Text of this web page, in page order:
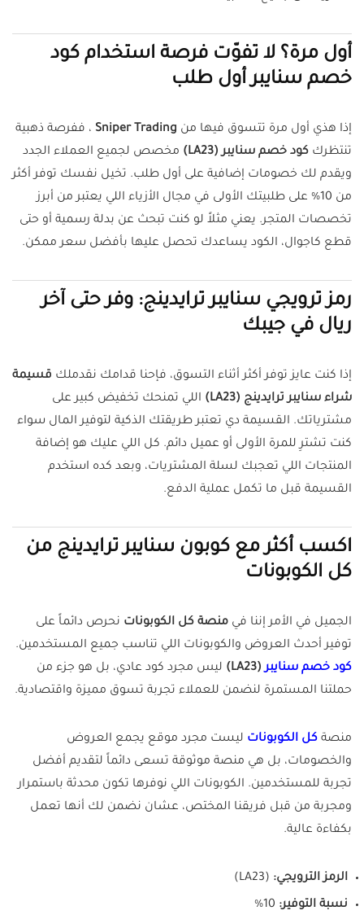
أول مرة؟ لا تفوّت فرصة استخدام كود
خصم سنايبر أول طلب
إذا هذي أول مرة تتسوق فيها من Sniper Trading ، ففرصة ذهبية
تنتظرك كود خصم سنايبر (LA23)
مخصص لجميع العملاء الجدد
ويقدم لك خصومات إضافية على أول طلب. تخيل نفسك توفر أكثر
من 10% على طلبيتك الأولى في مجال الأزياء اللي يعتبر من أبرز
تخصصات المتجر. يعني مثلاً لو كنت تبحث عن بدلة رسمية أو حتى
قطع كاجوال، الكود يساعدك تحصل عليها بأفضل سعر ممكن.
رمز ترويجي سنايبر ترايدينج: وفر حتى آخر
ريال في جيبك
إذا كنت عايز توفر أكثر أثناء التسوق، فإحنا قدامك نقدملك قسيمة
شراء سنايبر ترايدينج (LA23)
اللي تمنحك تخفيض كبير على
مشترياتك. القسيمة دي تعتبر طريقتك الذكية لتوفير المال سواء
كنت تشترِ للمرة الأولى أو عميل دائم. كل اللي عليك هو إضافة
المنتجات اللي تعجبك لسلة المشتريات، وبعد كده استخدم
القسيمة قبل ما تكمل عملية الدفع.
اكسب أكثر مع كوبون سنايبر ترايدينج من
كل الكوبونات
الجميل في الأمر إننا في منصة كل الكوبونات نحرص دائماً على
توفير أحدث العروض والكوبونات اللي تناسب جميع المستخدمين.
كود خصم سنايبر(LA23)
ليس مجرد كود عادي، بل هو جزء من
حملتنا المستمرة لنضمن للعملاء تجربة تسوق مميزة واقتصادية.
منصة كل الكوبونات ليست مجرد موقع يجمع العروض
والخصومات، بل هي منصة موثوقة تسعى دائماً لتقديم أفضل
تجربة للمستخدمين. الكوبونات اللي نوفرها تكون محدثة باستمرار
ومجربة من قبل فريقنا المختص، عشان نضمن لك أنها تعمل
بكفاءة عالية.
الرمز الترويجي: (LA23)
نسبة التوفير: 10%